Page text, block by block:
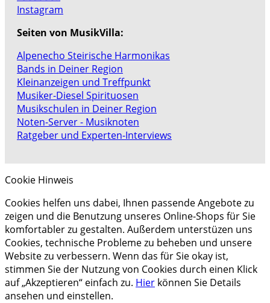
Instagram
Seiten von MusikVilla:
Alpenecho Steirische Harmonikas
Bands in Deiner Region
Kleinanzeigen und Treffpunkt
Musiker-Diesel Spirituosen
Musikschulen in Deiner Region
Noten-Server - Musiknoten
Ratgeber und Experten-Interviews
Cookie Hinweis
Cookies helfen uns dabei, Ihnen passende Angebote zu
zeigen und die Benutzung unseres Online-Shops für Sie
komfortabler zu gestalten. Außerdem unterstüzen uns
Cookies, technische Probleme zu beheben und unsere
Website zu verbessern. Wenn das für Sie okay ist,
stimmen Sie der Nutzung von Cookies durch einen Klick
auf „Akzeptieren“ einfach zu. Hier können Sie Details
ansehen und einstellen.